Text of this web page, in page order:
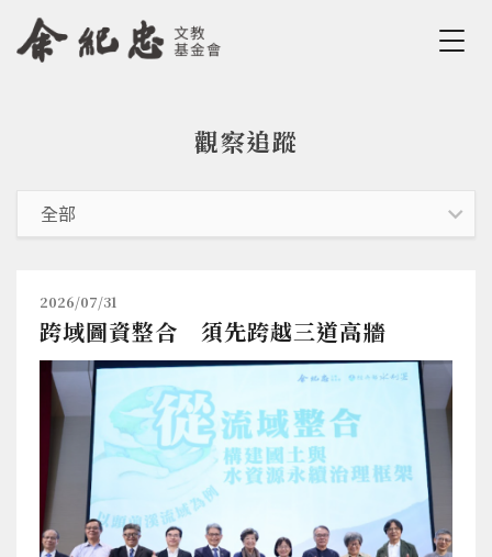
Jump to Navigation
Jump to Main content
觀察追蹤
2026/07/31
跨域圖資整合 須先跨越三道高牆